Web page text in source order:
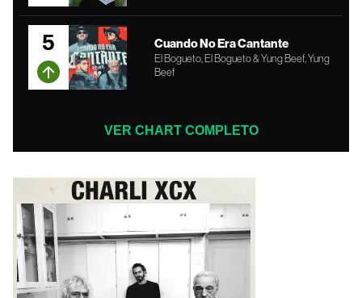
5 Cuando No Era Cantante
El Bogueto, El Bogueto & Yung Beef, Yung
Beef
VER CHART COMPLETO